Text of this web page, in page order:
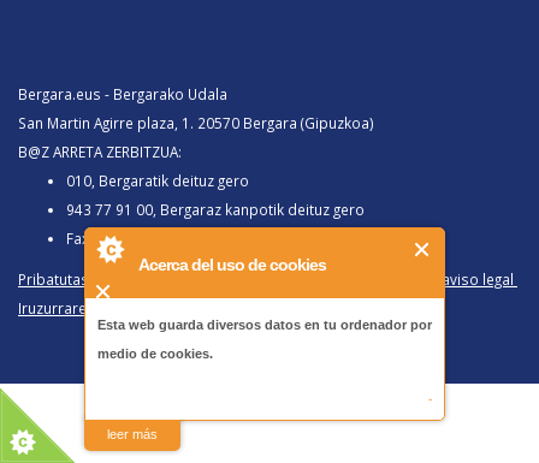
Acerca del uso de cookies
Esta web guarda diversos datos en tu ordenador por
medio de cookies.
-
leer más
Bergara.eus - Bergarako Udala
San Martin Agirre plaza, 1. 20570 Bergara (Gipuzkoa)
B@Z ARRETA ZERBITZUA:
010, Bergaratik deituz gero
943 77 91 00, Bergaraz kanpotik deituz gero
Faxa 943 77 91 63
Pribatutasun politika eta lege oharra
Política de privacidad y aviso legal
Iruzurraren Aurkako Politika